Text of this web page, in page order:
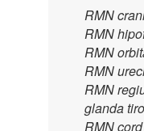
RMN
RMN
RMN
RMN
RMN
glanda
RMN cord